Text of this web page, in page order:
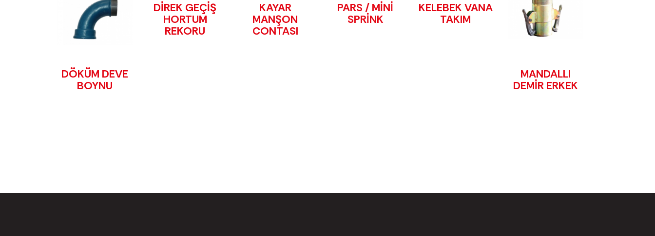
DÖKÜM DEVE
BOYNU
DİREK GEÇİŞ
HORTUM
REKORU
KAYAR
MANŞON
CONTASI
PARS / MİNİ
SPRİNK
KELEBEK VANA
TAKIM
MANDALLI
DEMİR ERKEK